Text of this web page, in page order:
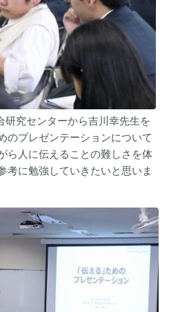
研究センターから吉川幸先生を
のプレゼンテーションについて
ら人に伝えることの難しさを体
考に勉強していきたいと思いま